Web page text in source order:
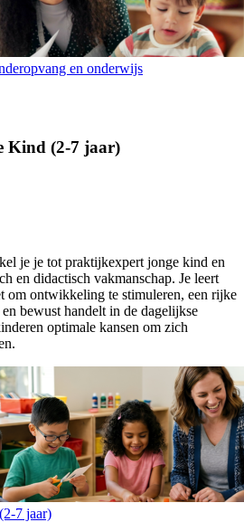
en onderwijs
Kind (2-7 jaar)
je je tot praktijkexpert jonge kind en
en didactisch vakmanschap. Je leert
om ontwikkeling te stimuleren, een rijke
bewust handelt in de dagelijkse
optimale kansen om zich
7 jaar)